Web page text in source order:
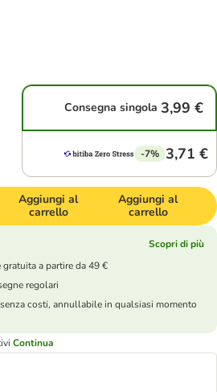
Consegna singola 3,99 €
-7% 3,71 €
Aggiungi al
carrello
Aggiungi al
carrello
Scopri di più
gratuita a partire da 49 €
regolari
costi, annullabile in qualsiasi momento
Continua